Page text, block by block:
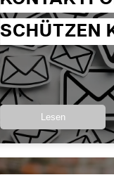
SCHÜTZEN
Lesen